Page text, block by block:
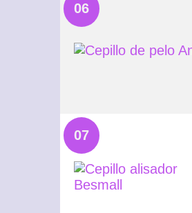
06
07